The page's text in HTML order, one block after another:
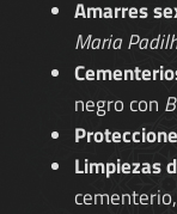
Amarres
Maria
negro con
Limpiezas